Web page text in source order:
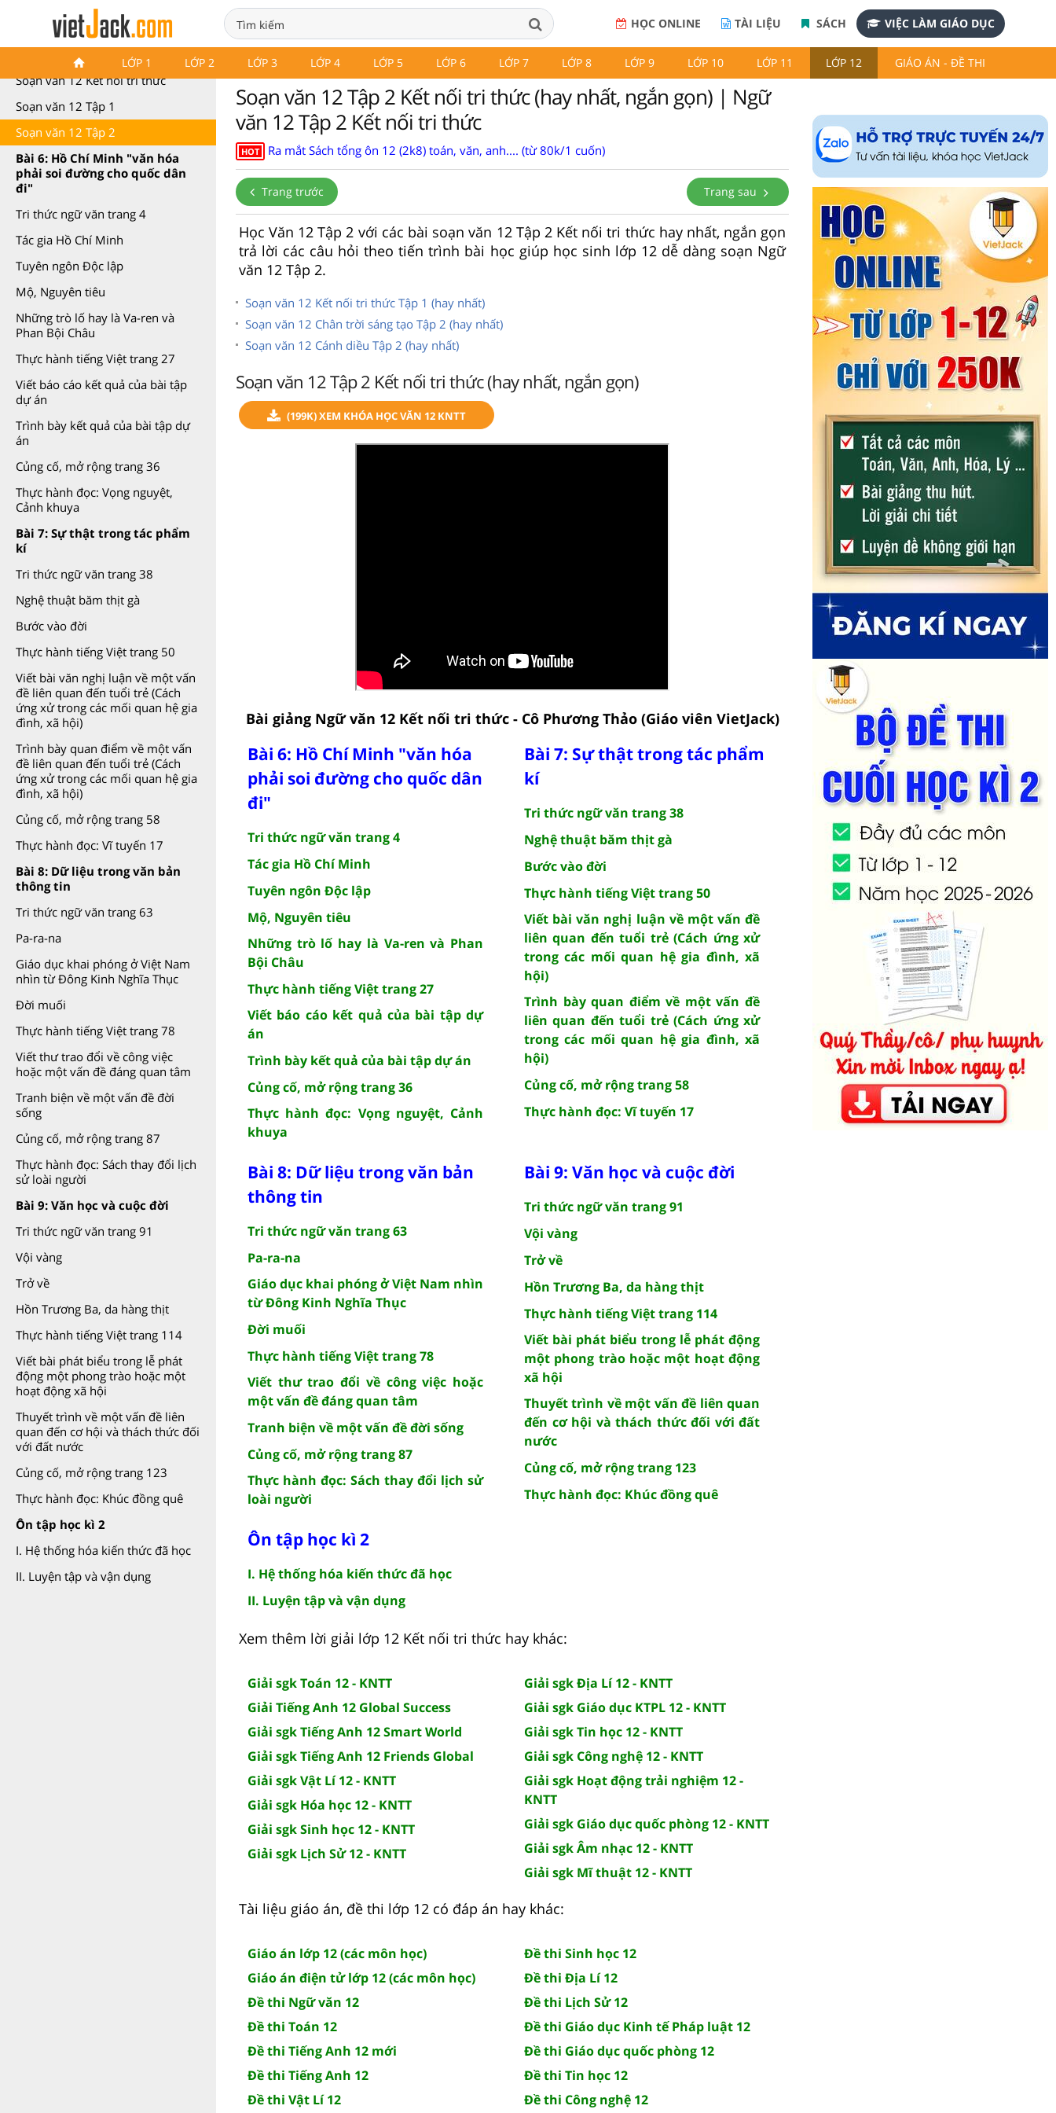
HỌC ONLINE TÀI LIỆU SÁCH VIỆC LÀM GIÁO DỤC
LỚP 1 LỚP 2 LỚP 3 LỚP 4 LỚP 5 LỚP 6 LỚP 7 LỚP 8 LỚP 9 LỚP 10 LỚP 11 LỚP 12 GIÁO ÁN - ĐỀ THI
Soạn văn 12 Kết nối tri thức
Soạn văn 12 Kết nối tri thức
Soạn văn 12 Tập 1
Soạn văn 12 Tập 2
Bài 6: Hồ Chí Minh "văn hóa
phải soi đường cho quốc dân
đi"
Tri thức ngữ văn trang 4
Tác gia Hồ Chí Minh
Tuyên ngôn Độc lập
Mộ, Nguyên tiêu
Những trò lố hay là Va-ren và
Phan Bội Châu
Thực hành tiếng Việt trang 27
Viết báo cáo kết quả của bài tập
dự án
Trình bày kết quả của bài tập dự
án
Củng cố, mở rộng trang 36
Thực hành đọc: Vọng nguyệt,
Cảnh khuya
Bài 7: Sự thật trong tác phẩm
kí
Tri thức ngữ văn trang 38
Nghệ thuật băm thịt gà
Bước vào đời
Thực hành tiếng Việt trang 50
Viết bài văn nghị luận về một vấn
đề liên quan đến tuổi trẻ (Cách
ứng xử trong các mối quan hệ gia
đình, xã hội)
Trình bày quan điểm về một vấn
đề liên quan đến tuổi trẻ (Cách
ứng xử trong các mối quan hệ gia
đình, xã hội)
Củng cố, mở rộng trang 58
Thực hành đọc: Vĩ tuyến 17
Bài 8: Dữ liệu trong văn bản
thông tin
Tri thức ngữ văn trang 63
Pa-ra-na
Giáo dục khai phóng ở Việt Nam
nhìn từ Đông Kinh Nghĩa Thục
Đời muối
Thực hành tiếng Việt trang 78
Viết thư trao đổi về công việc
hoặc một vấn đề đáng quan tâm
Tranh biện về một vấn đề đời
sống
Củng cố, mở rộng trang 87
Thực hành đọc: Sách thay đổi lịch
sử loài người
Bài 9: Văn học và cuộc đời
Tri thức ngữ văn trang 91
Vội vàng
Trở về
Hồn Trương Ba, da hàng thịt
Thực hành tiếng Việt trang 114
Viết bài phát biểu trong lễ phát
động một phong trào hoặc một
hoạt động xã hội
Thuyết trình về một vấn đề liên
quan đến cơ hội và thách thức đối
với đất nước
Củng cố, mở rộng trang 123
Thực hành đọc: Khúc đồng quê
Ôn tập học kì 2
I. Hệ thống hóa kiến thức đã học
II. Luyện tập và vận dụng
Soạn văn 12 Tập 2 Kết nối tri thức (hay nhất, ngắn gọn) | Ngữ
văn 12 Tập 2 Kết nối tri thức
HOT Ra mắt Sách tổng ôn 12 (2k8) toán, văn, anh.... (từ 80k/1 cuốn)
Trang trước Trang sau
Học Văn 12 Tập 2 với các bài soạn văn 12 Tập 2 Kết nối tri thức hay nhất, ngắn gọn
trả lời các câu hỏi theo tiến trình bài học giúp học sinh lớp 12 dễ dàng soạn Ngữ
văn 12 Tập 2.
Soạn văn 12 Kết nối tri thức Tập 1 (hay nhất)
Soạn văn 12 Chân trời sáng tạo Tập 2 (hay nhất)
Soạn văn 12 Cánh diều Tập 2 (hay nhất)
Soạn văn 12 Tập 2 Kết nối tri thức (hay nhất, ngắn gọn)
(199K) XEM KHÓA HỌC VĂN 12 KNTT
Bài giảng Ngữ văn 12 Kết nối tri thức - Cô Phương Thảo (Giáo viên VietJack)
Bài 6: Hồ Chí Minh "văn hóa
phải soi đường cho quốc dân
đi"
Tri thức ngữ văn trang 4
Tác gia Hồ Chí Minh
Tuyên ngôn Độc lập
Mộ, Nguyên tiêu
Những trò lố hay là Va-ren và Phan
Bội Châu
Thực hành tiếng Việt trang 27
Viết báo cáo kết quả của bài tập dự
án
Trình bày kết quả của bài tập dự án
Củng cố, mở rộng trang 36
Thực hành đọc: Vọng nguyệt, Cảnh
khuya
Bài 7: Sự thật trong tác phẩm
kí
Tri thức ngữ văn trang 38
Nghệ thuật băm thịt gà
Bước vào đời
Thực hành tiếng Việt trang 50
Viết bài văn nghị luận về một vấn đề
liên quan đến tuổi trẻ (Cách ứng xử
trong các mối quan hệ gia đình, xã
hội)
Trình bày quan điểm về một vấn đề
liên quan đến tuổi trẻ (Cách ứng xử
trong các mối quan hệ gia đình, xã
hội)
Củng cố, mở rộng trang 58
Thực hành đọc: Vĩ tuyến 17
Bài 8: Dữ liệu trong văn bản
thông tin
Tri thức ngữ văn trang 63
Pa-ra-na
Giáo dục khai phóng ở Việt Nam nhìn
từ Đông Kinh Nghĩa Thục
Đời muối
Thực hành tiếng Việt trang 78
Viết thư trao đổi về công việc hoặc
một vấn đề đáng quan tâm
Tranh biện về một vấn đề đời sống
Củng cố, mở rộng trang 87
Thực hành đọc: Sách thay đổi lịch sử
loài người
Bài 9: Văn học và cuộc đời
Tri thức ngữ văn trang 91
Vội vàng
Trở về
Hồn Trương Ba, da hàng thịt
Thực hành tiếng Việt trang 114
Viết bài phát biểu trong lễ phát động
một phong trào hoặc một hoạt động
xã hội
Thuyết trình về một vấn đề liên quan
đến cơ hội và thách thức đối với đất
nước
Củng cố, mở rộng trang 123
Thực hành đọc: Khúc đồng quê
Ôn tập học kì 2
I. Hệ thống hóa kiến thức đã học
II. Luyện tập và vận dụng
Xem thêm lời giải lớp 12 Kết nối tri thức hay khác:
Giải sgk Toán 12 - KNTT
Giải Tiếng Anh 12 Global Success
Giải sgk Tiếng Anh 12 Smart World
Giải sgk Tiếng Anh 12 Friends Global
Giải sgk Vật Lí 12 - KNTT
Giải sgk Hóa học 12 - KNTT
Giải sgk Sinh học 12 - KNTT
Giải sgk Lịch Sử 12 - KNTT
Giải sgk Địa Lí 12 - KNTT
Giải sgk Giáo dục KTPL 12 - KNTT
Giải sgk Tin học 12 - KNTT
Giải sgk Công nghệ 12 - KNTT
Giải sgk Hoạt động trải nghiệm 12 -
KNTT
Giải sgk Giáo dục quốc phòng 12 - KNTT
Giải sgk Âm nhạc 12 - KNTT
Giải sgk Mĩ thuật 12 - KNTT
Tài liệu giáo án, đề thi lớp 12 có đáp án hay khác:
Giáo án lớp 12 (các môn học)
Giáo án điện tử lớp 12 (các môn học)
Đề thi Ngữ văn 12
Đề thi Toán 12
Đề thi Tiếng Anh 12 mới
Đề thi Tiếng Anh 12
Đề thi Vật Lí 12
Đề thi Sinh học 12
Đề thi Địa Lí 12
Đề thi Lịch Sử 12
Đề thi Giáo dục Kinh tế Pháp luật 12
Đề thi Giáo dục quốc phòng 12
Đề thi Tin học 12
Đề thi Công nghệ 12